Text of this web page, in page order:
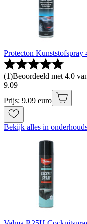
Protecton Kunststofspray
(1)Beoordeeld met 4.0
9.09
Prijs: 9.09 euro
Bekijk alles in